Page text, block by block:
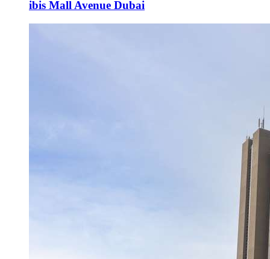
ibis Mall Avenue Dubai